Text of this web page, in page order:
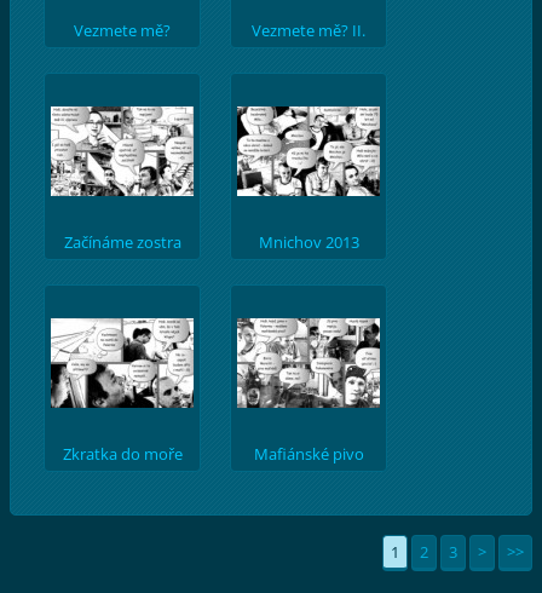
Vezmete mě? Vezmete mě? II.
Začínáme zostra Mnichov 2013
Zkratka do moře Mafiánské pivo
1 2 3 > >>